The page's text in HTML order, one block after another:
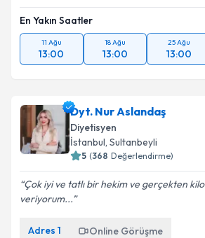
En Yakın Saatler
11 Ağu
13:00
18 Ağu
13:00
25 Ağu
13:00
Dyt. Nur Aslandaş
Diyetisyen
İstanbul, Sultanbeyli
5 (368 Değerlendirme)
Çok iyi ve tatlı bir hekim ve gerçekten kilo
veriyorum...
Adres 1 Online Görüşme